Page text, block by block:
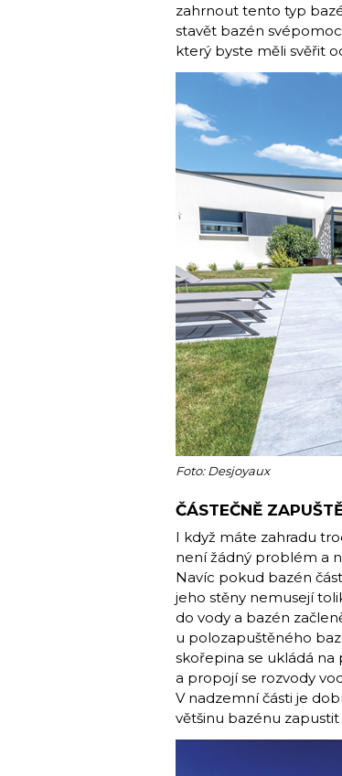
zahrnout tento typ
stavět bazén
který byste měli svěřit
Foto: Desjoyaux
ČÁSTEČNĚ
I když máte zahradu
není žádný problém a
Navíc pokud bazén
jeho stěny nemusejí
do vody a bazén
u polozapuštěného
skořepina se ukládá
a propojí se rozvody
V nadzemní části je
většinu bazénu